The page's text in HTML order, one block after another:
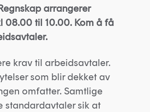
arrangerer
08.00 til 10.00. Kom å få
krav til arbeidsavtaler.
som blir dekket av
omfatter. Samtlige
standardavtaler sik at